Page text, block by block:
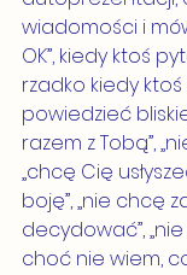
wiadomości i
OK”, kiedy ktoś
rzadko kiedy
powiedzieć
razem z Tobą”,
„chcę Cię
boję”, „nie chcę
decydować”,
choć nie wiem,